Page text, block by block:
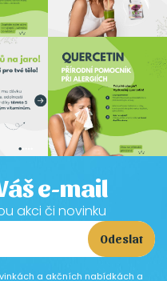
e-mail
akci či novinku
Odeslat
a akčních nabídkách a